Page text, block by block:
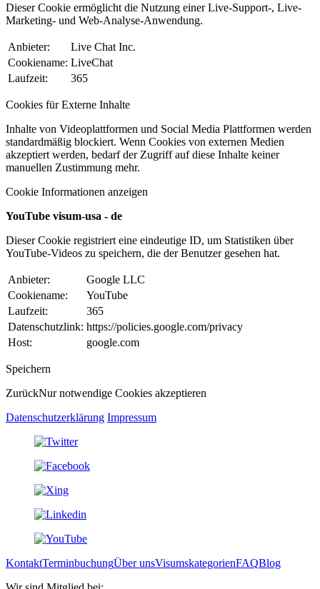
Dieser Cookie ermöglicht die Nutzung einer Live-Support-, Live-
Marketing- und Web-Analyse-Anwendung.
Anbieter:
Live Chat Inc.
Cookiename: LiveChat
Laufzeit:
365
Cookies für Externe Inhalte
Inhalte von Videoplattformen und Social Media Plattformen werden
standardmäßig blockiert. Wenn Cookies von externen Medien
akzeptiert werden, bedarf der Zugriff auf diese Inhalte keiner
manuellen Zustimmung mehr.
Cookie Informationen anzeigen
YouTube visum-usa - de
Dieser Cookie registriert eine eindeutige ID, um Statistiken über
YouTube-Videos zu speichern, die der Benutzer gesehen hat.
Anbieter:
Google LLC
Cookiename:
YouTube
Laufzeit:
365
Datenschutzlink: https://policies.google.com/privacy
Host:
google.com
Speichern
ZurückNur notwendige Cookies akzeptieren
Datenschutzerklärung Impressum
KontaktTerminbuchungÜber unsVisumskategorienFAQBlog